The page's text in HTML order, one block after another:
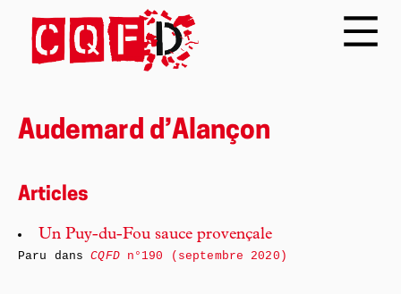
Audemard d’Alançon
Articles
Un Puy-du-Fou sauce provençale
Paru dansCQFDn°190 (septembre 2020)